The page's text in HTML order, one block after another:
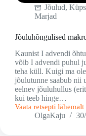
Jõulud,
Marjad
Jõuluhõngulised
Kaunist I advendi
võib I advendi puhul
teha küll. Kuigi ma
jõulutunne saabub nii
eelnev jõuluhullus
kui teeb hinge…
Vaata retsepti lähemalt
Jõuluhõngulised
makroonidOlgaKaju